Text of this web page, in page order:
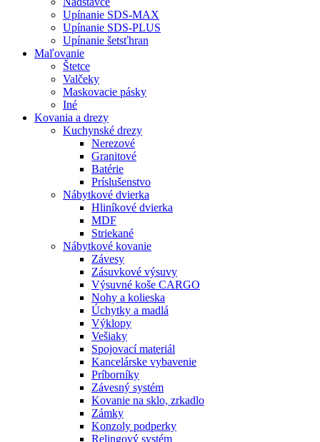
Upínanie SDS-MAX
Upínanie SDS-PLUS
Upínanie šetsťhran
Maľovanie
Štetce
Valčeky
Maskovacie pásky
Iné
Kovania a drezy
Kuchynské drezy
Nerezové
Granitové
Batérie
Príslušenstvo
Nábytkové dvierka
Hliníkové dvierka
MDF
Striekané
Nábytkové kovanie
Závesy
Zásuvkové výsuvy
Výsuvné koše CARGO
Nohy a kolieska
Úchytky a madlá
Výklopy
Vešiaky
Spojovací materiál
Kancelárske vybavenie
Príborníky
Závesný systém
Kovanie na sklo, zrkadlo
Zámky
Konzoly podperky
Relingový systém